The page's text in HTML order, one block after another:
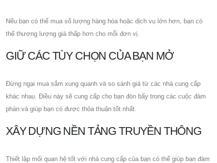
Nếu bạn có thể mua số lượng hàng hóa hoặc dịch vụ lớn hơn, bạn có
thể thương lượng giá thấp hơn cho mỗi đơn vị.
GIỮ CÁC TÙY CHỌN CỦA BẠN MỞ
Đừng ngại mua sắm xung quanh và so sánh giá từ các nhà cung cấp
khác nhau. Điều này sẽ cung cấp cho bạn đòn bẩy trong các cuộc đàm
phán và giúp bạn có được thỏa thuận tốt nhất.
XÂY DỰNG NỀN TẢNG TRUYỀN THÔNG
Thiết lập mối quan hệ tốt với nhà cung cấp của bạn có thể giúp bạn đàm